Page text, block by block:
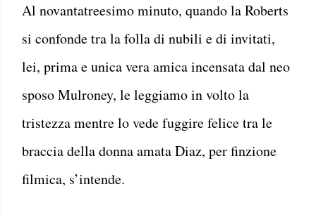
Al novantatreesimo minuto, quando la Roberts
si confonde tra la folla di nubili e di invitati,
lei, prima e unica vera amica incensata dal neo
sposo Mulroney, le leggiamo in volto la
tristezza mentre lo vede fuggire felice tra le
braccia della donna amata Diaz, per finzione
filmica, s’intende.